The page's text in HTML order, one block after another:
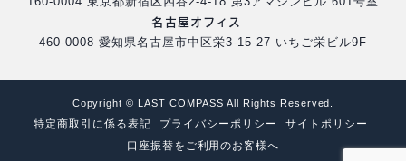
名古屋オフィス
460-0008 愛知県名古屋市中区栄3-15-27 いちご栄ビル9F
Copyright © LAST COMPASS All Rights Reserved.
特定商取引に係る表記 プライバシーポリシー
サイトポリシー
口座振替をご利用のお客様へ